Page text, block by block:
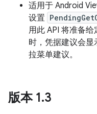
适用于 Android
设置
用此 API 将准备
时，凭据建议会
拉菜单建议。
版本 1.3